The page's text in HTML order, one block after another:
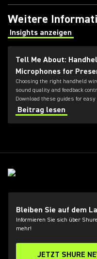
Weitere
Insights anzeigen
(Opens in a new tab)
Tell Me About:
Microphones for
Choosing the right handheld
sound quality and feedback
Download these guides for easy
Beitrag lesen
Bleiben Sie auf dem
Informieren Sie sich über
mehr!
JETZT SHURE